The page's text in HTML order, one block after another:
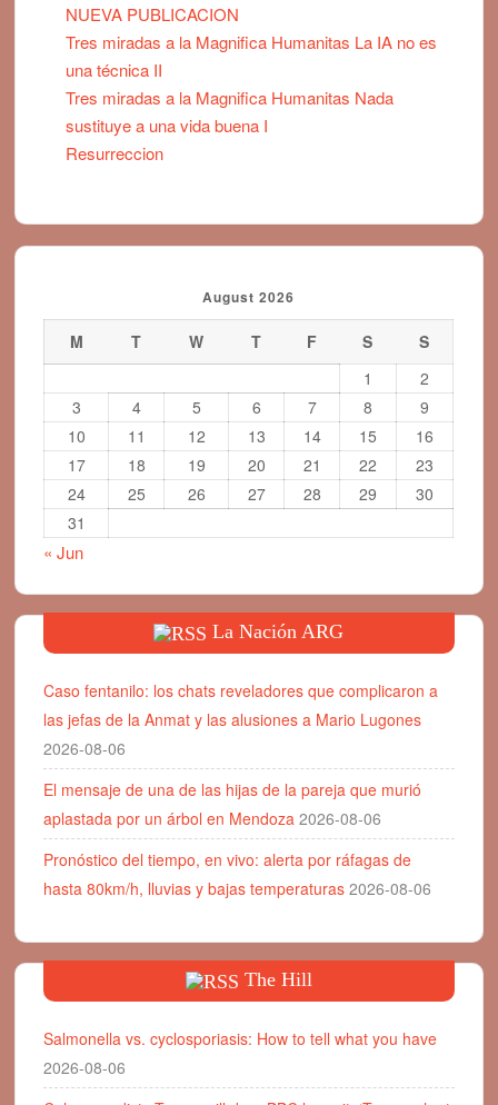
NUEVA PUBLICACION
Tres miradas a la Magnifica Humanitas La IA no es
una técnica II
Tres miradas a la Magnifica Humanitas Nada
sustituye a una vida buena I
Resurreccion
August 2026
M T W T F S
S
1
2
3
4 5 6 7 8
9
10
11 12 13 14 15
16
17
18 19 20 21 22
23
24
25 26 27 28 29
30
31
« Jun
La Nación ARG
Caso fentanilo: los chats reveladores que complicaron a
las jefas de la Anmat y las alusiones a Mario Lugones
2026-08-06
El mensaje de una de las hijas de la pareja que murió
aplastada por un árbol en Mendoza 2026-08-06
Pronóstico del tiempo, en vivo: alerta por ráfagas de
hasta 80km/h, lluvias y bajas temperaturas 2026-08-06
The Hill
Salmonella vs. cyclosporiasis: How to tell what you have
2026-08-06